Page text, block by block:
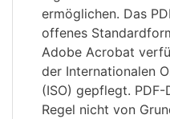
ermöglichen. Das
offenes
Adobe Acrobat
der Internationalen
(ISO) gepflegt.
Regel nicht von